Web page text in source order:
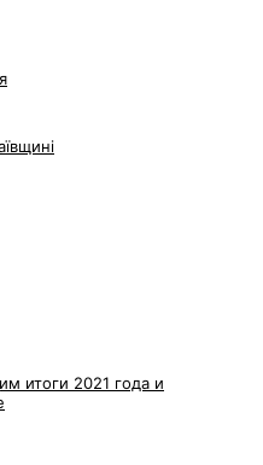
итоги 2021 года и